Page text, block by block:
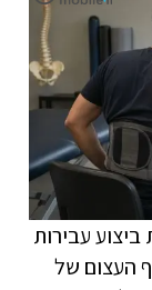
עבירות
העצום של